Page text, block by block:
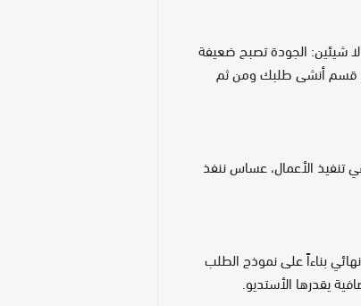
شيئين: الجودة تصبح ضعيفة
قسم أنشى طلبك ومن ثم
تنفيذ الأعمال، عساس ننفذ
بناءاً على نموذج الطلب
يقدرها الأستديو.